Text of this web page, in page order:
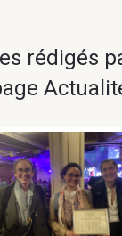
rédigés